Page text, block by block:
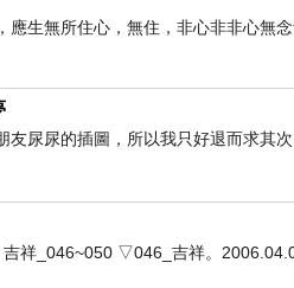
媽可以理解比菲的作息
的做法，但還沒過一天
候大聲，但是聽著他啞著
定照表操課，就自然讓比
應生無所住心，無住，非心非非心無
友尿尿的插圖，所以我只好退而求其
吉祥_046~050 ▽046_吉祥。